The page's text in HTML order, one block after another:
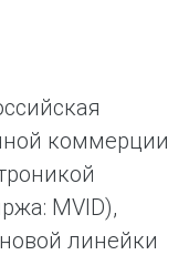
коммерции
MVID),
линейки